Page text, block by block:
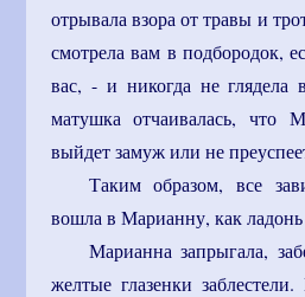
отрывала взора от травы и
смотрела вам в подбородок,
вас, - и никогда не
матушка отчаивалась, что
выйдет замуж или не
Таким образом, все
вошла в Марианну, как ладонь
Марианна запрыгала,
желтые глазенки